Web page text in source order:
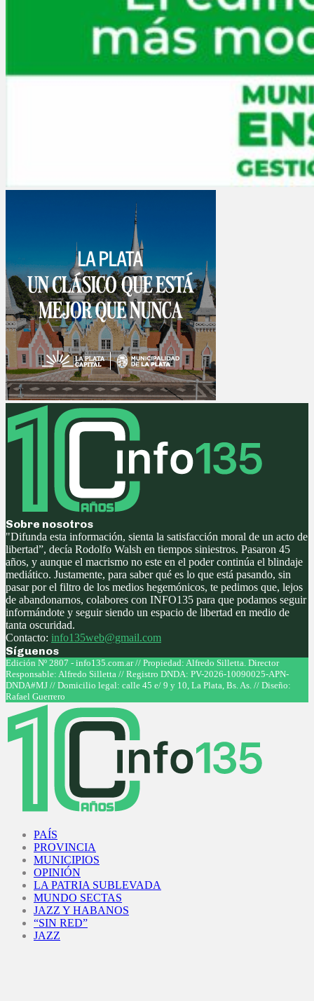
Sobre nosotros
"Difunda esta información, sienta la satisfacción moral de un acto de
libertad”, decía Rodolfo Walsh en tiempos siniestros. Pasaron 45
años, y aunque el macrismo no este en el poder continúa el blindaje
mediático. Justamente, para saber qué es lo que está pasando, sin
pasar por el filtro de los medios hegemónicos, te pedimos que, lejos
de abandonarnos, colabores con INFO135 para que podamos seguir
informándote y seguir siendo un espacio de libertad en medio de
tanta oscuridad.
Contacto: info135web@gmail.com
Síguenos
Facebook
Twitter
Instagram
Youtube
Edición Nº 2807 - info135.com.ar // Propiedad: Alfredo Silletta. Director
Responsable: Alfredo Silletta // Registro DNDA: PV-2026-10090025-APN-
DNDA#MJ // Domicilio legal: calle 45 e/ 9 y 10, La Plata, Bs. As. // Diseño:
Rafael Guerrero
PAÍS
PROVINCIA
MUNICIPIOS
OPINIÓN
LA PATRIA SUBLEVADA
MUNDO SECTAS
JAZZ Y HABANOS
“SIN RED”
JAZZ